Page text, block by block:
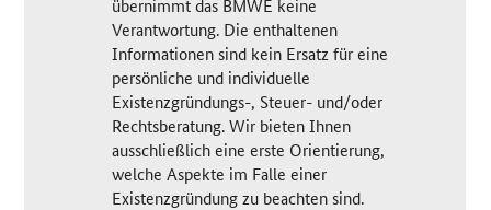
Verantwortung. Die enthaltenen
Informationen sind kein Ersatz für eine
persönliche und individuelle
Existenzgründungs-, Steuer- und/oder
Rechtsberatung. Wir bieten Ihnen
ausschließlich eine erste Orientierung,
welche Aspekte im Falle einer
Existenzgründung zu beachten sind.